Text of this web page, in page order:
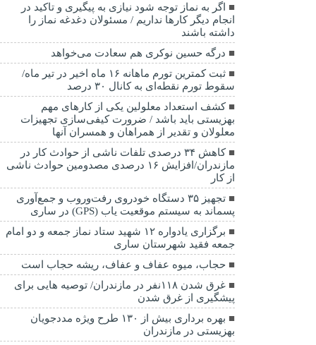
اگر به نماز توجه شود نیازی به پیگیری و تاکید در
انجام دیگر کارها نداریم / مسئولان دغدغه نماز را
داشته باشند
درگه حسین نوکری هم سعادت می‌خواهد
ثبت کمترین تورم ماهانه ۱۶ ماه اخیر در تیر ماه/
سقوط تورم نقطه‌ای به کانال ۳۰ درصد
کشف استعداد معلولین یکی از کارهای مهم
بهزیستی باید باشد / ضرورت کیفی‌سازی تجهیزات
معلولان و تقدیر از همراهان و همسران آنها
کاهش ۳۴ درصدی تلفات ناشی از حوادث كار در
مازندران/افزایش ۱۶ درصدی مصدومین حوادث ناشی
از کار
تجهیز ۳۵ دستگاه خودروی رفت‌وروب و جمع‌آوری
پسماند به سیستم موقعیت یاب (GPS) در ساری
برگزاری یادواره ۱۲ شهید ستاد نماز جمعه و دو امام
جمعه فقید شهرستان ساری
حجاب، میوه عفاف و عفاف، ریشه حجاب است
غرق شدن ۱۱۸نفر در مازندران/ توصيه هايی برای
پيشگيری از غرق شدن
بهره برداری بیش از ۱۳۰ طرح ویژه مددجویان
بهزیستی در مازندران